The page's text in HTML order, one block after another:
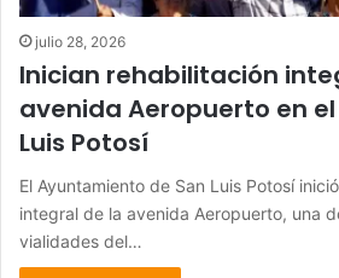
julio 28, 2026
Inician rehabilitación
avenida Aeropuerto en
Luis Potosí
El Ayuntamiento de San Luis Potosí
integral de la avenida Aeropuerto, una
vialidades del…